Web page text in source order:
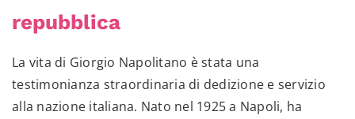
repubblica
La vita di Giorgio Napolitano è stata una
testimonianza straordinaria di dedizione e servizio
alla nazione italiana. Nato nel 1925 a Napoli, ha